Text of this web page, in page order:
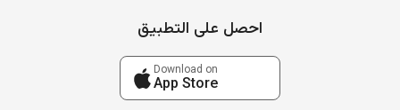
احصل على التطبيق
Download on
App Store